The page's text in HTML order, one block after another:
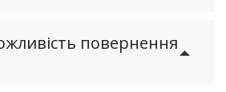
повернення